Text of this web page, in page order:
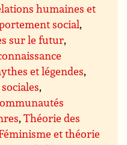
humaines et
social,
sur le futur,
et légendes,
,
,Théorie des
et théorie